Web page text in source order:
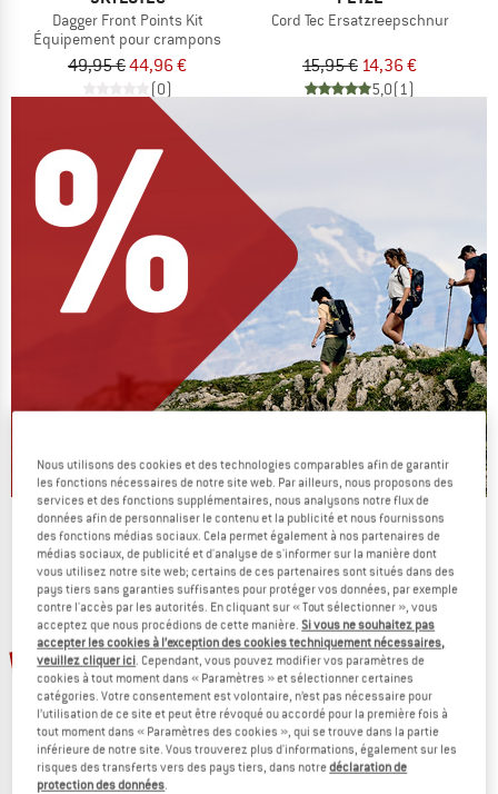
Dagger Front Points Kit
Équipement pour crampons
49,95 €44,96 €
(0)
Cord Tec Ersatzreepschnur
15,95 € 14,36 €
5,0(1)
On vide des stocks !
JUSQU'À -60 %
LE DÉSTOCKAGE
-10 % -10 %
Nous utilisons des cookies et des technologies comparables afin de garantir
les fonctions nécessaires de notre site web. Par ailleurs, nous proposons des
services et des fonctions supplémentaires, nous analysons notre flux de
données afin de personnaliser le contenu et la publicité et nous fournissons
des fonctions médias sociaux. Cela permet également à nos partenaires de
médias sociaux, de publicité et d'analyse de s'informer sur la manière dont
vous utilisez notre site web; certains de ces partenaires sont situés dans des
pays tiers sans garanties suffisantes pour protéger vos données, par exemple
contre l'accès par les autorités. En cliquant sur « Tout sélectionner », vous
acceptez que nous procédions de cette manière.Si vous ne souhaitez pas
accepter les cookies à l’exception des cookies techniquement nécessaires,
veuillez cliquer ici. Cependant, vous pouvez modifier vos paramètres de
cookies à tout moment dans « Paramètres » et sélectionner certaines
catégories. Votre consentement est volontaire, n’est pas nécessaire pour
l’utilisation de ce site et peut être révoqué ou accordé pour la première fois à
tout moment dans « Paramètres des cookies », qui se trouve dans la partie
inférieure de notre site. Vous trouverez plus d'informations, également sur les
risques des transferts vers des pays tiers, dans notredéclaration de
protection des données.